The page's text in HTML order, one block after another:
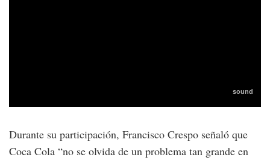
Durante su participación, Francisco Crespo señaló que
Coca Cola “no se olvida de un problema tan grande en